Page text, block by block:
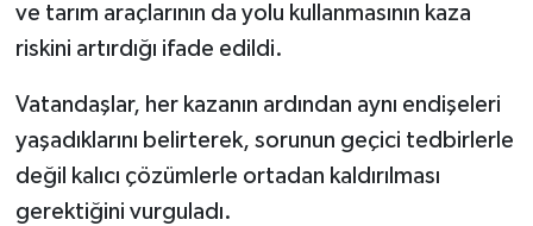
ve tarım araçlarının da yolu kullanmasının kaza
riskini artırdığı ifade edildi.
Vatandaşlar, her kazanın ardından aynı endişeleri
yaşadıklarını belirterek, sorunun geçici tedbirlerle
değil kalıcı çözümlerle ortadan kaldırılması
gerektiğini vurguladı.